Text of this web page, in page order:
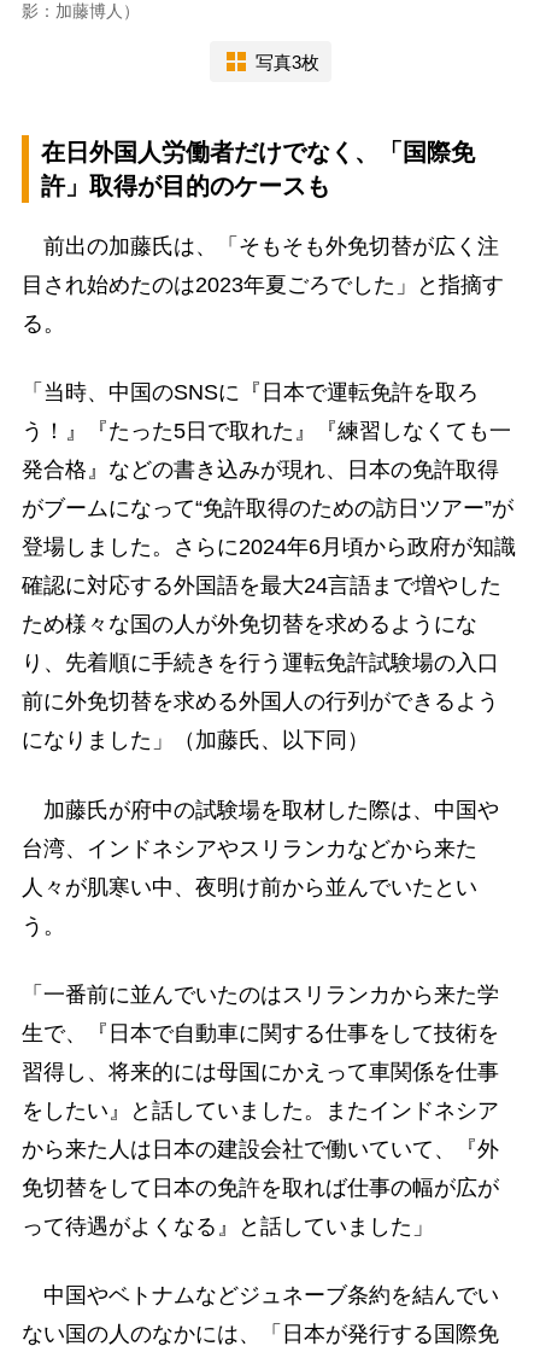
影：加藤博人）
写真3枚
在日外国人労働者だけでなく、「国際免
許」取得が目的のケースも
前出の加藤氏は、「そもそも外免切替が広く注
目され始めたのは2023年夏ごろでした」と指摘す
る。
「当時、中国のSNSに『日本で運転免許を取ろ
う！』『たった5日で取れた』『練習しなくても一
発合格』などの書き込みが現れ、日本の免許取得
がブームになって“免許取得のための訪日ツアー”が
登場しました。さらに2024年6月頃から政府が知識
確認に対応する外国語を最大24言語まで増やした
ため様々な国の人が外免切替を求めるようにな
り、先着順に手続きを行う運転免許試験場の入口
前に外免切替を求める外国人の行列ができるよう
になりました」（加藤氏、以下同）
加藤氏が府中の試験場を取材した際は、中国や
台湾、インドネシアやスリランカなどから来た
人々が肌寒い中、夜明け前から並んでいたとい
う。
「一番前に並んでいたのはスリランカから来た学
生で、『日本で自動車に関する仕事をして技術を
習得し、将来的には母国にかえって車関係を仕事
をしたい』と話していました。またインドネシア
から来た人は日本の建設会社で働いていて、『外
免切替をして日本の免許を取れば仕事の幅が広が
って待遇がよくなる』と話していました」
中国やベトナムなどジュネーブ条約を結んでい
ない国の人のなかには、「日本が発行する国際免